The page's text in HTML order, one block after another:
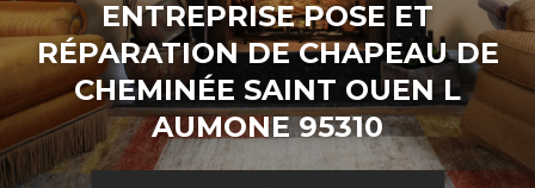
ENTREPRISE POSE ET
RÉPARATION DE CHAPEAU DE
CHEMINÉE SAINT OUEN L
AUMONE 95310